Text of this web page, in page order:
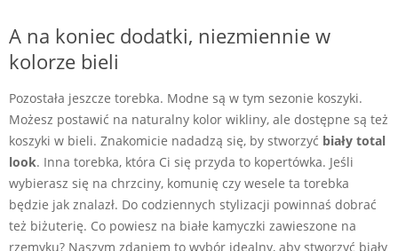
A na koniec dodatki, niezmiennie w
kolorze bieli
Pozostała jeszcze torebka. Modne są w tym sezonie koszyki.
Możesz postawić na naturalny kolor wikliny, ale dostępne są też
koszyki w bieli. Znakomicie nadadzą się, by stworzyć biały total
look. Inna torebka, która Ci się przyda to kopertówka. Jeśli
wybierasz się na chrzciny, komunię czy wesele ta torebka
będzie jak znalazł. Do codziennych stylizacji powinnaś dobrać
też biżuterię. Co powiesz na białe kamyczki zawieszone na
rzemyku? Naszym zdaniem to wybór idealny, aby stworzyć biały